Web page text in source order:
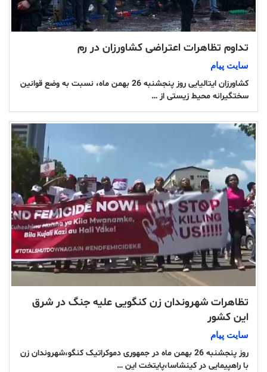
تداوم تظاهرات اعتراضی کشاورزان در رم
سایت پیام
کشاورزان ایتالیایی روز پنجشنبه 26 بهمن ماه، نسبت به وضع قوانین
سختگیرانه محیط زیستی از …
تظاهرات شهروندان زن کنگویی علیه جنگ در شرق
این کشور
سایت پیام
روز پنجشنبه 26 بهمن ماه در جمهوری دموکراتیک کنگو،شهروندان زن
با راهپیمایی در کینشاسا،پایتخت این …